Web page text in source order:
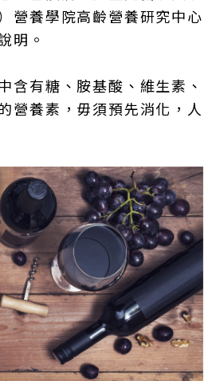
營養學院高齡營養研究中心
明。
含有糖、胺基酸、維生素、
營養素，毋須預先消化，人